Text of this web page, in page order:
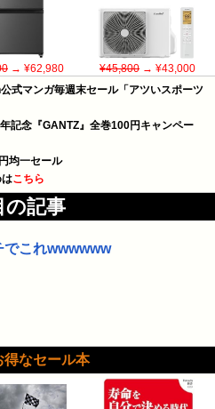
→ ¥62,980 ¥45,800→ ¥43,000
式マンガ毎週末セール「アツいスポーツ
記念『GANTZ』全巻100円キャンペー
均一セール
こちら
の記事
でこれwwwwww
得なセール本